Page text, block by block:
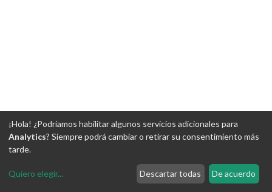
¡Hola! ¿Podríamos habilitar algunos servicios adicionales para
Analytics? Siempre podrá cambiar o retirar su consentimiento más
tarde.
Quiero elegir... Descartar todas De acuerdo